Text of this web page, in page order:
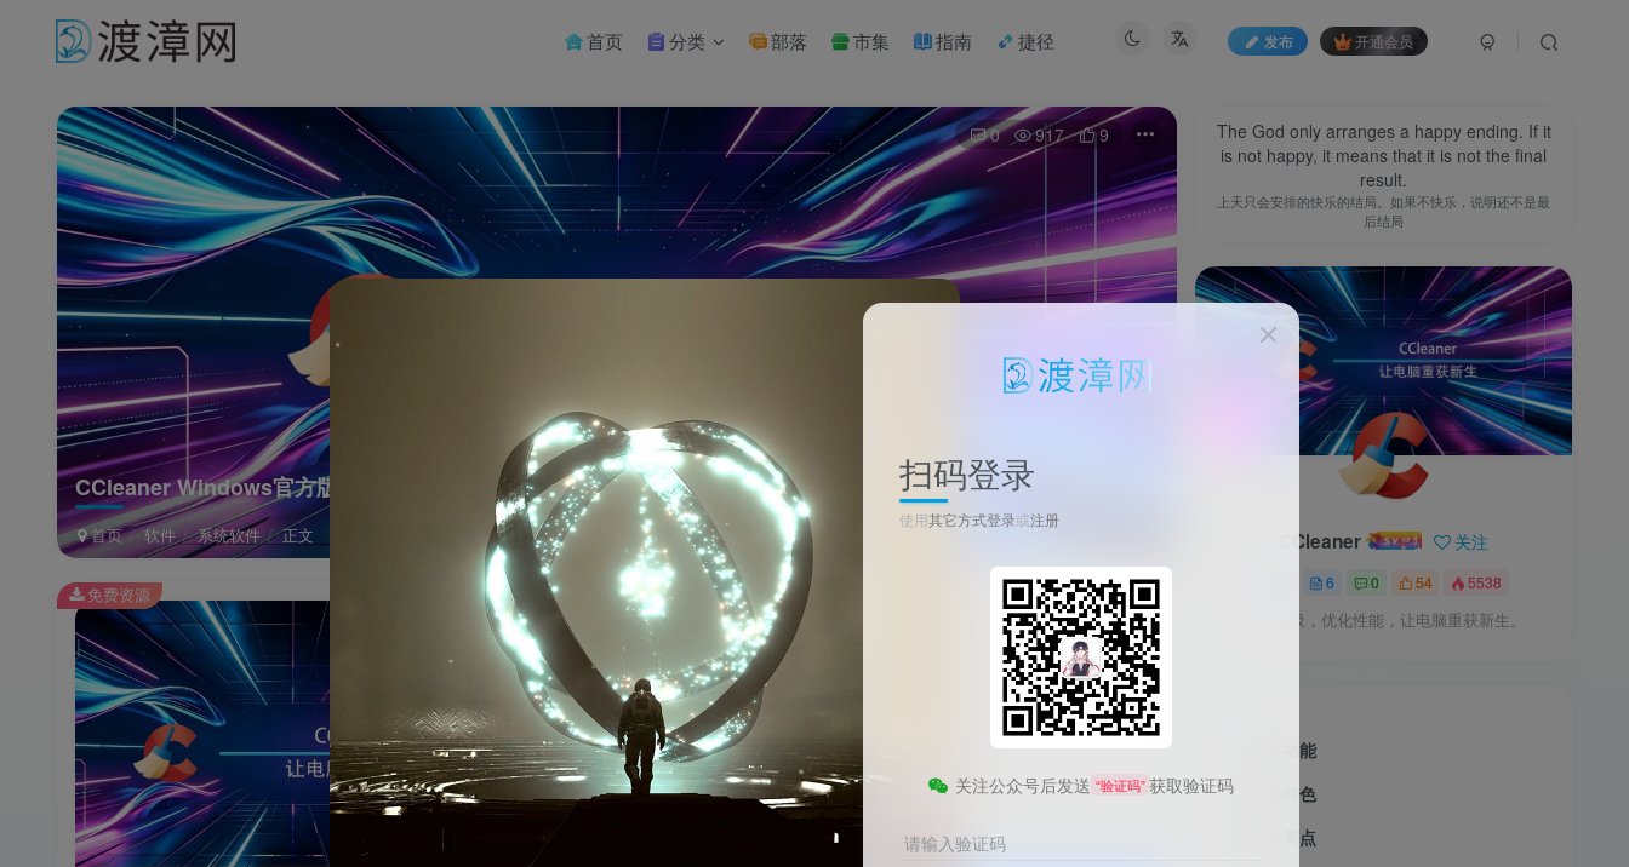
发布 开通会员
首页 分类 部落 市集 指南 捷径
CCleaner Windows官方版
首页 软件 系统软件 正文
0 917 9
CCleaner Windows官方版
此内容为免费资源，请登录后查看
0
免费资源
The God only arranges a happy ending. If it
is not happy, it means that it is not the final
result.
上天只会安排的快乐的结局。如果不快乐，说明还不是最
后结局
CCleaner 关注
6 0 54 5538
清理垃圾，优化性能，让电脑重获新生。
软件功能
软件特色
软件亮点
扫码登录
使用其它方式登录或注册
关注公众号后发送 “验证码” 获取验证码
请输入验证码